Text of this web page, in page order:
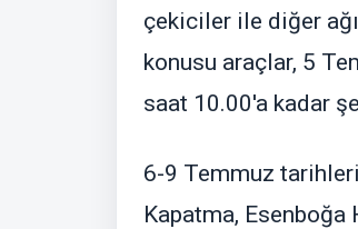
çekiciler ile diğer
konusu araçlar, 5
saat 10.00'a kadar
6-9 Temmuz
Kapatma, Esenboğa